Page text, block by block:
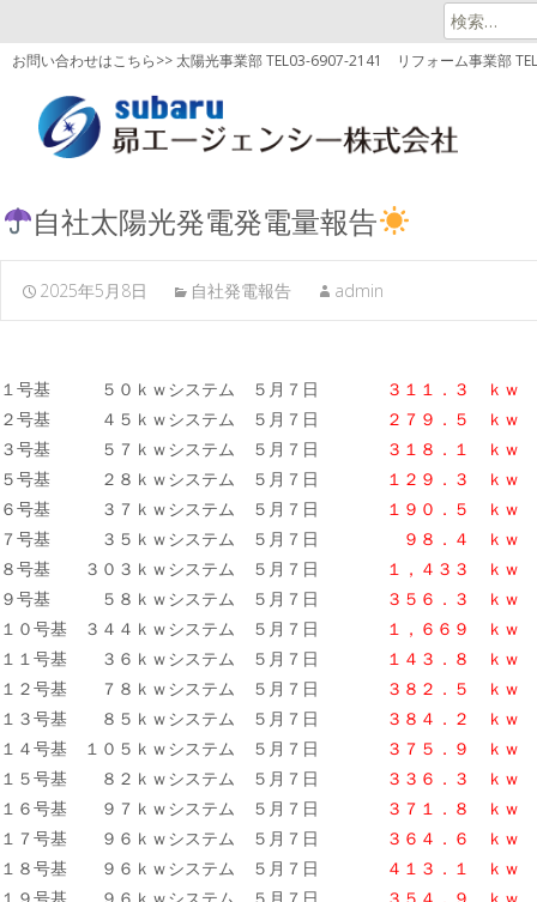
検
索:
お問い合わせはこちら>> 太陽光事業部 TEL03-6907-2141 リフォーム事業部
自社太陽光発電発電量報告
2025年5月8日 自社発電報告 admin
１号基 ５０ｋｗシステム ５月７日
３１１．３ ｋｗ
２号基 ４５ｋｗシステム ５月７日
２７９．５ ｋｗ
３号基 ５７ｋｗシステム ５月７日
３１８．１
ｋｗ
５号基 ２８ｋｗシステム ５月７日
１２９．３ ｋｗ
６号基 ３７ｋｗシステム ５月７日
１９０．５
ｋｗ
７号基 ３５ｋｗシステム ５月７日
９８．４ ｋｗ
８号基 ３０３ｋｗシステム ５月７日
１，４３３ ｋｗ
９号基 ５８ｋｗシステム ５月７日
３５６．３ ｋｗ
１０号基 ３４４ｋｗシステム ５月７日
１，６６９ ｋｗ
１１号基 ３６ｋｗシステム ５月７日
１４３．８ ｋｗ
１２号基 ７８ｋｗシステム ５月７日
３８２．５ ｋｗ
１３号基 ８５ｋｗシステム ５月７日
３８４．２ ｋｗ
１４号基 １０５ｋｗシステム ５月７日
３７５．９ ｋｗ
１５号基 ８２ｋｗシステム ５月７日
３３６．３ ｋ ｗ
１６号基 ９７ｋｗシステム ５月７日
３７１．８ ｋｗ
１７号基 ９６ｋｗシステム ５月７日
３６４．６ ｋｗ
１８号基 ９６ｋｗシステム ５月７日
４１３．１ ｋｗ